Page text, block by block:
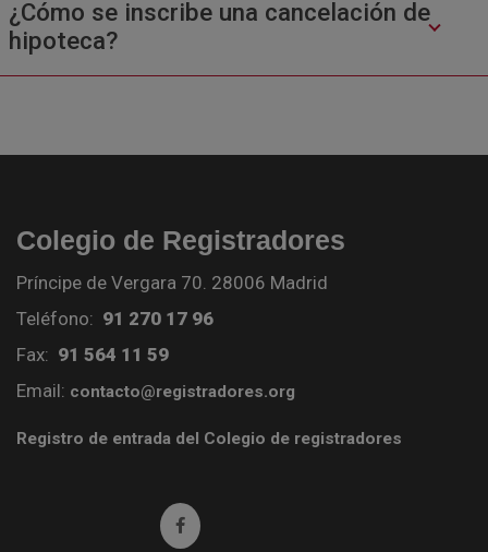
¿Cómo se inscribe una cancelación de
hipoteca?
Colegio de Registradores
Príncipe de Vergara 70. 28006 Madrid
Teléfono: 91 270 17 96
Fax: 91 564 11 59
Email: contacto@registradores.org
Registro de entrada del Colegio de registradores
Ir a facebook (abre en ventana nueva)